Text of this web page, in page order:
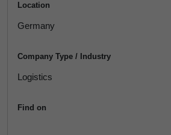
Location
Germany
Company Type / Industry
Logistics
Find on